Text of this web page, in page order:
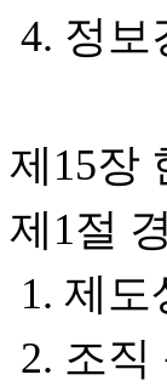
4. 정보
제15장
제1절
1. 제도
2. 조직